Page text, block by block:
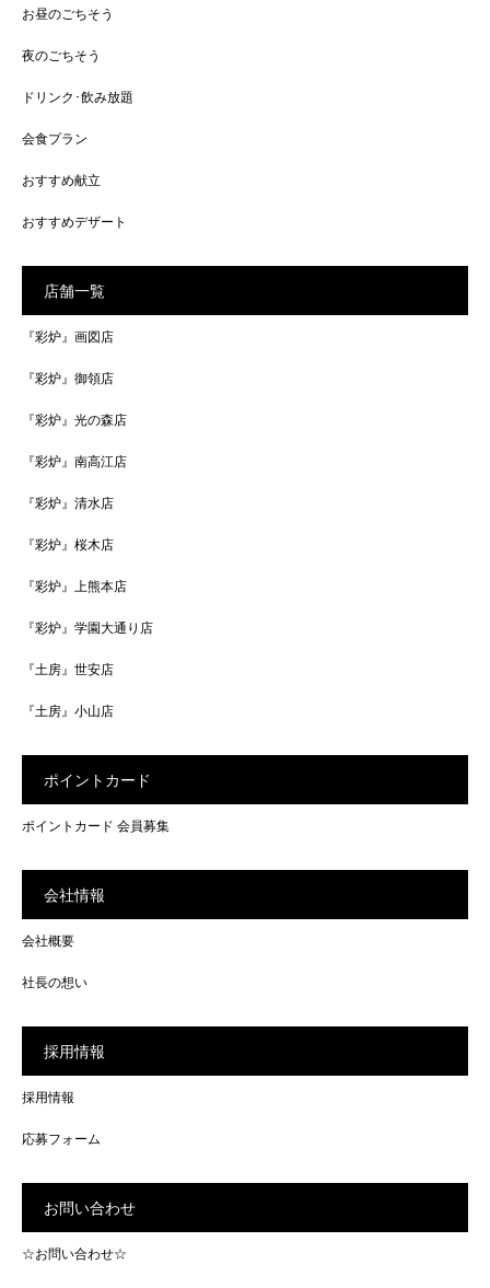
お昼のごちそう
夜のごちそう
ドリンク･飲み放題
会食プラン
おすすめ献立
おすすめデザート
店舗一覧
『彩炉』画図店
『彩炉』御領店
『彩炉』光の森店
『彩炉』南高江店
『彩炉』清水店
『彩炉』桜木店
『彩炉』上熊本店
『彩炉』学園大通り店
『土房』世安店
『土房』小山店
ポイントカード
ポイントカード 会員募集
会社情報
会社概要
社長の想い
採用情報
採用情報
応募フォーム
お問い合わせ
☆お問い合わせ☆